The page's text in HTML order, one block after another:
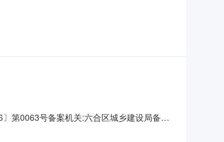
1.必须是中国大陆注册的具备独立法人资
第0063号备案机关:六合区城乡建设局备案